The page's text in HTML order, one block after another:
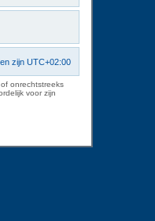
zijn UTC+02:00
onrechtstreeks
voor zijn